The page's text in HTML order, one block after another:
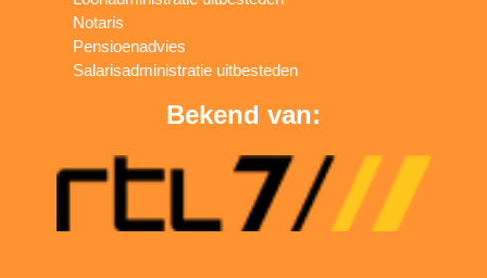
Notaris
Pensioenadvies
Salarisadministratie uitbesteden
Bekend van: